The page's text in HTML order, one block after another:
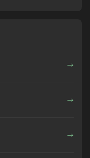
→
→
→